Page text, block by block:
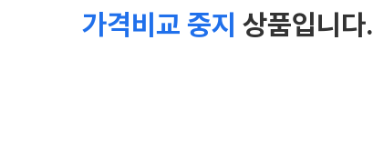
가격비교 중지 상품입니다.